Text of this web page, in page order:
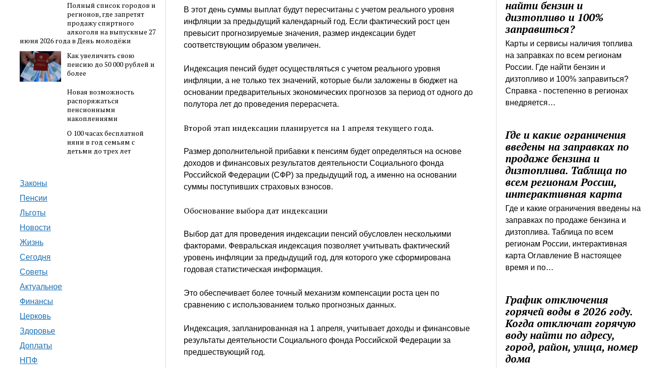
Полный список городов и
регионов, где запретят
продажу спиртного
алкоголя на выпускные 27
июня 2026 года в День молодёжи
Как увеличить свою
пенсию до 50 000 рублей и
более
Новая возможность
распоряжаться
пенсионными
накоплениями
О 100 часах бесплатной
няни в год семьям с
детьми до трех лет
Законы
Пенсии
Льготы
Новости
Жизнь
Сегодня
Советы
Актуальное
Финансы
Церковь
Здоровье
Доплаты
НПФ
В этот день суммы выплат будут пересчитаны с учетом реального уровня
инфляции за предыдущий календарный год. Если фактический рост цен
превысит прогнозируемые значения, размер индексации будет
соответствующим образом увеличен.
Индексация пенсий будет осуществляться с учетом реального уровня
инфляции, а не только тех значений, которые были заложены в бюджет на
основании предварительных экономических прогнозов за период от одного до
полутора лет до проведения перерасчета.
Второй этап индексации планируется на 1 апреля текущего года.
Размер дополнительной прибавки к пенсиям будет определяться на основе
доходов и финансовых результатов деятельности Социального фонда
Российской Федерации (СФР) за предыдущий год, а именно на основании
суммы поступивших страховых взносов.
Обоснование выбора дат индексации
Выбор дат для проведения индексации пенсий обусловлен несколькими
факторами. Февральская индексация позволяет учитывать фактический
уровень инфляции за предыдущий год, для которого уже сформирована
годовая статистическая информация.
Это обеспечивает более точный механизм компенсации роста цен по
сравнению с использованием только прогнозных данных.
Индексация, запланированная на 1 апреля, учитывает доходы и финансовые
результаты деятельности Социального фонда Российской Федерации за
предшествующий год.
найти бензин и
дизтопливо и 100%
заправиться?
Карты и сервисы наличия топлива
на заправках по всем регионам
России. Где найти бензин и
дизтопливо и 100% заправиться?
Справка - постепенно в регионах
внедряется…
Где и какие ограничения
введены на заправках по
продаже бензина и
дизтоплива. Таблица по
всем регионам России,
интерактивная карта
Где и какие ограничения введены на
заправках по продаже бензина и
дизтоплива. Таблица по всем
регионам России, интерактивная
карта Оглавление В настоящее
время и по…
График отключения
горячей воды в 2026 году.
Когда отключат горячую
воду найти по адресу,
город, район, улица, номер
дома